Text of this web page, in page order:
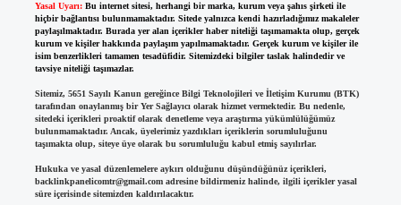
Yasal Uyarı: Bu internet sitesi, herhangi bir marka, kurum veya şahıs şirketi ile
hiçbir bağlantısı bulunmamaktadır. Sitede yalnızca kendi hazırladığımız makaleler
paylaşılmaktadır. Burada yer alan içerikler haber niteliği taşımamakta olup, gerçek
kurum ve kişiler hakkında paylaşım yapılmamaktadır. Gerçek kurum ve kişiler ile
isim benzerlikleri tamamen tesadüfidir. Sitemizdeki bilgiler taslak halindedir ve
tavsiye niteliği taşımazlar.
Sitemiz, 5651 Sayılı Kanun gereğince Bilgi Teknolojileri ve İletişim Kurumu (BTK)
tarafından onaylanmış bir Yer Sağlayıcı olarak hizmet vermektedir. Bu nedenle,
sitedeki içerikleri proaktif olarak denetleme veya araştırma yükümlülüğümüz
bulunmamaktadır. Ancak, üyelerimiz yazdıkları içeriklerin sorumluluğunu
taşımakta olup, siteye üye olarak bu sorumluluğu kabul etmiş sayılırlar.
Hukuka ve yasal düzenlemelere aykırı olduğunu düşündüğünüz içerikleri,
backlinkpanelicomtr@gmail.comadresine bildirmeniz halinde, ilgili içerikler yasal
süre içerisinde sitemizden kaldırılacaktır.